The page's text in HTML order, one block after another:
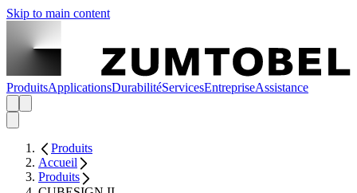
Skip to main content
ProduitsApplicationsDurabilitéServicesEntrepriseAssistance
Produits
Accueil
Produits